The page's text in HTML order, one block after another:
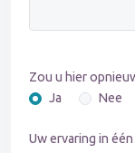
Zou u hier
Ja
Nee
Uw ervaring in